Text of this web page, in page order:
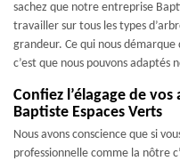
sachez que notre entreprise
travailler sur tous les types
grandeur. Ce qui nous
c’est que nous pouvons adaptés
Confiez l’élagage de
Baptiste Espaces Verts
Nous avons conscience que si
professionnelle comme la nôtre